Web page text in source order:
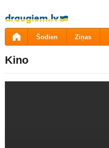
Pāriet
uz
saturu
Šodien Ziņas
Kino